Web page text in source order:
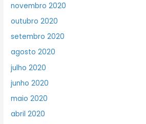
novembro 2020
outubro 2020
setembro 2020
agosto 2020
julho 2020
junho 2020
maio 2020
abril 2020